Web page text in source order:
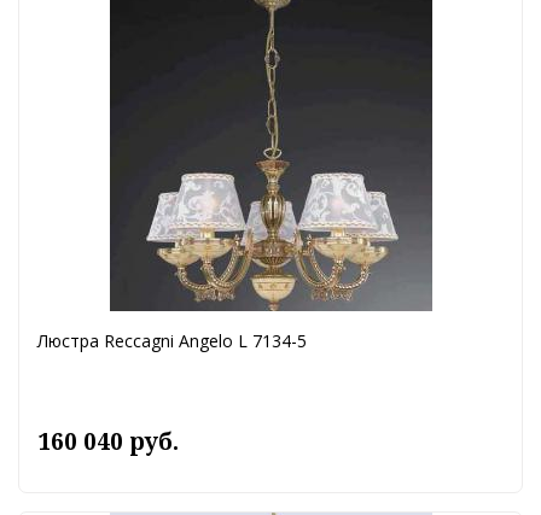
Люстра Reccagni Angelo L 7134-5
160 040 руб.